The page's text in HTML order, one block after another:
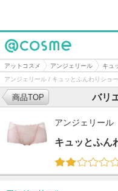
@cosme
アットコスメ アンジェリール キュ
アンジェリール / キュッとふんわりショ
バリ
商品TOP
アンジェリール
キュッとふん